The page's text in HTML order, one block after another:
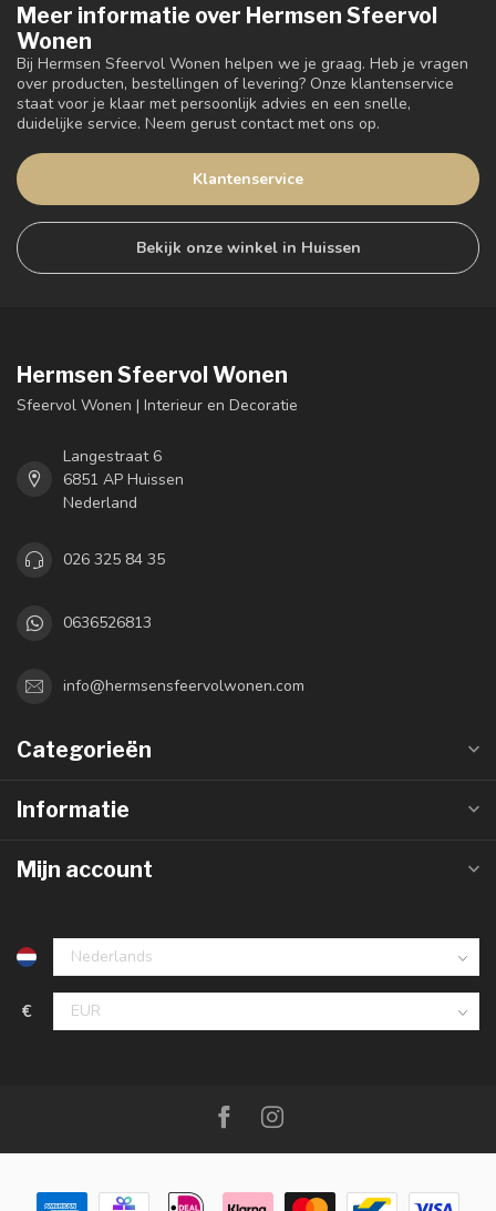
Meer informatie over Hermsen Sfeervol
Wonen
Bij Hermsen Sfeervol Wonen helpen we je graag. Heb je vragen
over producten, bestellingen of levering? Onze klantenservice
staat voor je klaar met persoonlijk advies en een snelle,
duidelijke service. Neem gerust contact met ons op.
Klantenservice
Bekijk onze winkel in Huissen
Hermsen Sfeervol Wonen
Sfeervol Wonen | Interieur en Decoratie
Langestraat 6
6851 AP Huissen
Nederland
026 325 84 35
0636526813
info@hermsensfeervolwonen.com
Categorieën
Informatie
Mijn account
€